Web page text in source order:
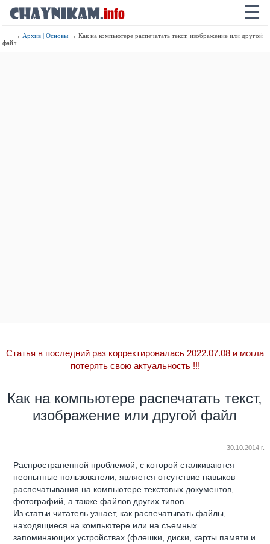
☰
→ Архив | Основы → Как на компьютере распечатать текст, изображение или другой
файл
Статья в последний раз корректировалась 2022.07.08 и могла
потерять свою актуальность!!!
Как на компьютере распечатать текст,
изображение или другой файл
30.10.2014 г.
Распространенной проблемой, с которой сталкиваются
неопытные пользователи, является отсутствие навыков
распечатывания на компьютере текстовых документов,
фотографий, а также файлов других типов.
Из статьи читатель узнает, как распечатывать файлы,
находящиеся на компьютере или на съемных
запоминающих устройствах (флешки, диски, карты памяти и